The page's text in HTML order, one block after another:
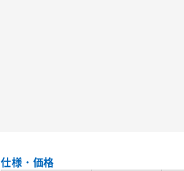
仕様・価格